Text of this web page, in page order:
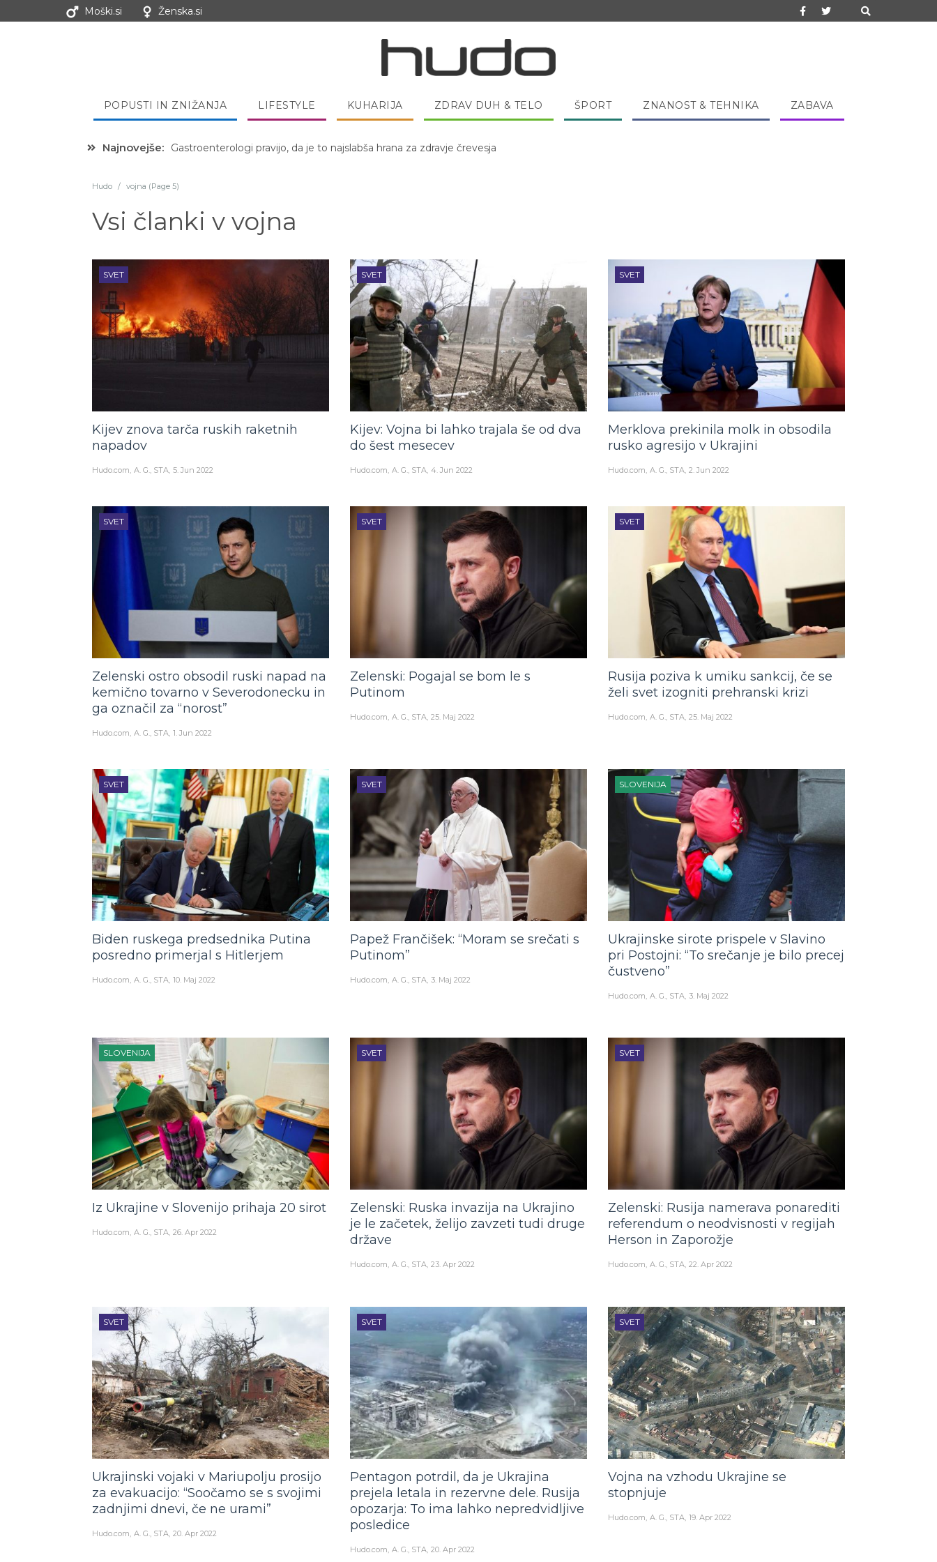
Moški.si Ženska.si
POPUSTI IN ZNIŽANJA LIFESTYLE KUHARIJA ZDRAV DUH & TELO ŠPORT ZNANOST & TEHNIKA ZABAVA
Najnovejše: Hibernacijska dieta: Zakaj je pred spanjem dobro pojesti žlico medu?
Hudo / vojna (Page 5)
Vsi članki v vojna
SVET
Kijev znova tarča ruskih raketnih
napadov
Hudo.com A. G., STA 5. Jun 2022
SVET
Kijev: Vojna bi lahko trajala še od dva
do šest mesecev
Hudo.com A. G., STA 4. Jun 2022
SVET
Merklova prekinila molk in obsodila
rusko agresijo v Ukrajini
Hudo.com A. G., STA 2. Jun 2022
SVET
Zelenski ostro obsodil ruski napad na
kemično tovarno v Severodonecku in
ga označil za “norost”
Hudo.com A. G., STA 1. Jun 2022
SVET
Zelenski: Pogajal se bom le s
Putinom
Hudo.com A. G., STA 25. Maj 2022
SVET
Rusija poziva k umiku sankcij, če se
želi svet izogniti prehranski krizi
Hudo.com A. G., STA 25. Maj 2022
SVET
Biden ruskega predsednika Putina
posredno primerjal s Hitlerjem
Hudo.com A. G., STA 10. Maj 2022
SVET
Papež Frančišek: “Moram se srečati s
Putinom”
Hudo.com A. G., STA 3. Maj 2022
SLOVENIJA
Ukrajinske sirote prispele v Slavino
pri Postojni: “To srečanje je bilo precej
čustveno”
Hudo.com A. G., STA 3. Maj 2022
SLOVENIJA
Iz Ukrajine v Slovenijo prihaja 20 sirot
Hudo.com A. G., STA 26. Apr 2022
SVET
Zelenski: Ruska invazija na Ukrajino
je le začetek, želijo zavzeti tudi druge
države
Hudo.com A. G., STA 23. Apr 2022
SVET
Zelenski: Rusija namerava ponarediti
referendum o neodvisnosti v regijah
Herson in Zaporožje
Hudo.com A. G., STA 22. Apr 2022
SVET
Ukrajinski vojaki v Mariupolju prosijo
za evakuacijo: “Soočamo se s svojimi
zadnjimi dnevi, če ne urami”
Hudo.com A. G., STA 20. Apr 2022
SVET
Pentagon potrdil, da je Ukrajina
prejela letala in rezervne dele. Rusija
opozarja: To ima lahko nepredvidljive
posledice
Hudo.com A. G., STA 20. Apr 2022
SVET
Vojna na vzhodu Ukrajine se
stopnjuje
Hudo.com A. G., STA 19. Apr 2022